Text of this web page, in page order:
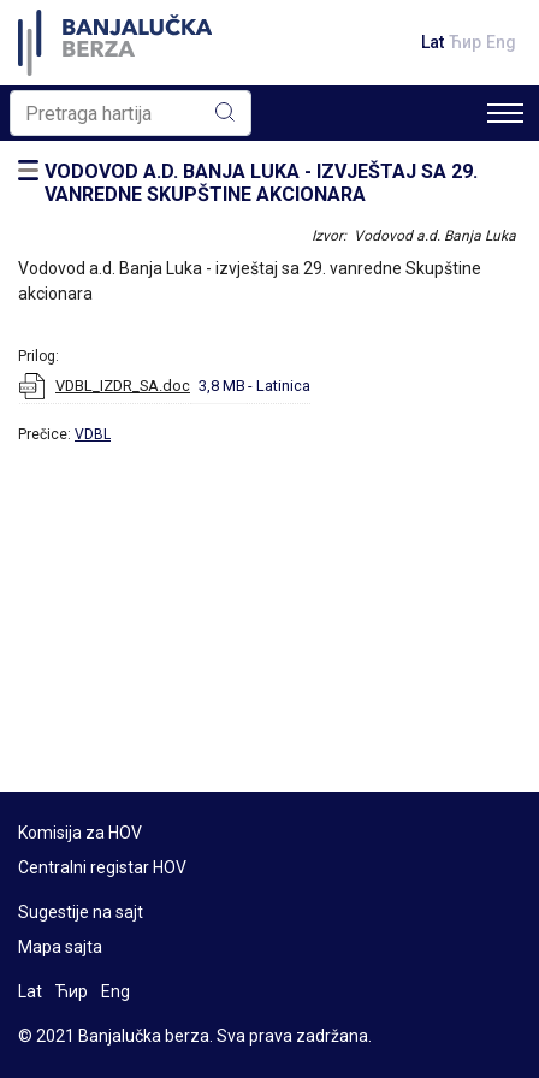
Lat Ћир Eng
VODOVOD A.D. BANJA LUKA - IZVJEŠTAJ SA 29.
VANREDNE SKUPŠTINE AKCIONARA
Izvor: Vodovod a.d. Banja Luka
Vodovod a.d. Banja Luka - izvještaj sa 29. vanredne Skupštine
akcionara
Prilog:
VDBL_IZDR_SA.doc 3,8 MB - Latinica
Prečice: VDBL
Komisija za HOV
Centralni registar HOV
Sugestije na sajt
Mapa sajta
Lat Ћир Eng
© 2021 Banjalučka berza. Sva prava zadržana.